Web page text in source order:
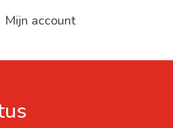
Mijn account